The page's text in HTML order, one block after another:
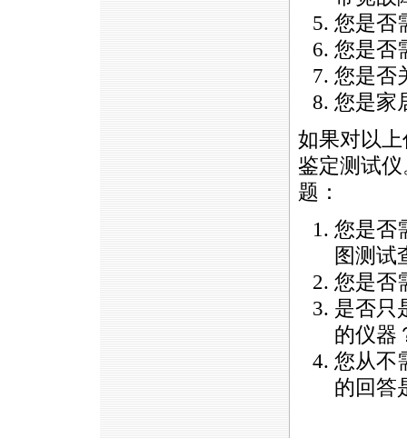
您是否
您是否
您是否
您是家
如果对以
鉴定测试
题：
您是否
图测试
您是否
是否只
的仪器
您从不
的回答